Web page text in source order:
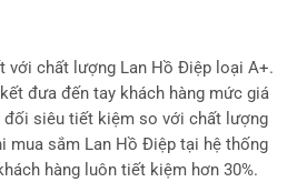
với chất lượng Lan Hồ Điệp loại A+.
đưa đến tay khách hàng mức giá
đối siêu tiết kiệm so với chất lượng
mua sắm Lan Hồ Điệp tại hệ thống
hàng luôn tiết kiệm hơn 30%.